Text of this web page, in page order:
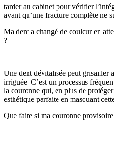
tarder au cabinet pour vérifier
avant qu’une fracture complète ne
Ma dent a changé de couleur en
?
Une dent dévitalisée peut grisailler
irriguée. C’est un processus
la couronne qui, en plus de
esthétique parfaite en masquant
Que faire si ma couronne